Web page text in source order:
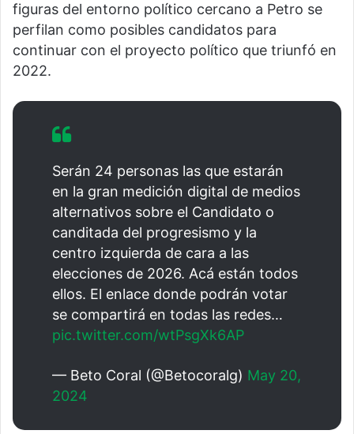
figuras del entorno político cercano a Petro se
perfilan como posibles candidatos para
continuar con el proyecto político que triunfó en
2022.
Serán 24 personas las que estarán
en la gran medición digital de medios
alternativos sobre el Candidato o
canditada del progresismo y la
centro izquierda de cara a las
elecciones de 2026. Acá están todos
ellos. El enlace donde podrán votar
se compartirá en todas las redes…
pic.twitter.com/wtPsgXk6AP
— Beto Coral (@Betocoralg) May 20,
2024